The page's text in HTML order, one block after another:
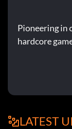
Pioneering in
hardcore
LATEST